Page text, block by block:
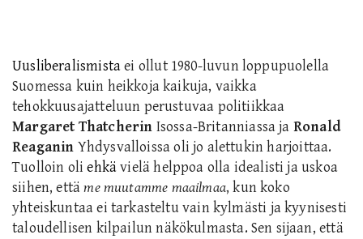
Uusliberalismistaei ollut 1980-luvun loppupuolella
Suomessa kuin heikkoja kaikuja, vaikka
tehokkuusajatteluun perustuvaa politiikkaa
Margaret Thatcherin Isossa-Britanniassa ja Ronald
Reaganin Yhdysvalloissa oli jo alettukinharjoittaa.
Tuolloin oliehkävielä helppoa olla idealisti ja uskoa
siihen, ettäme muutamme maailmaa,kunkoko
yhteiskuntaa ei tarkasteltu vain kylmästi ja kyynisesti
taloudellisen kilpailun näkökulmasta. Sen sijaan, että